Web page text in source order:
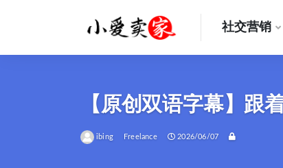
社交营销
【原创双语字幕】跟
ibing Freelance 2026/06/07